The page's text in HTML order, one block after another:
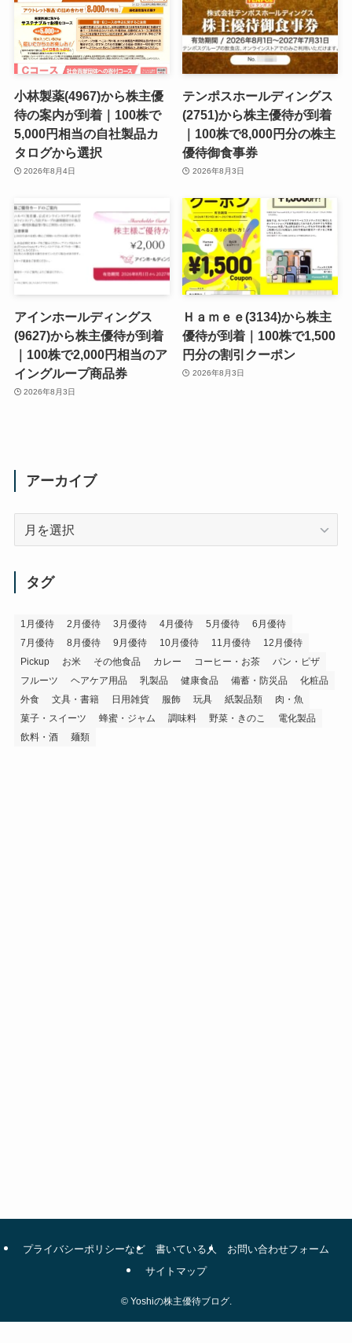
小林製薬(4967)から株主優
待の案内が到着｜100株で
5,000円相当の自社製品カ
タログから選択
2026年8月4日
テンポスホールディングス
(2751)から株主優待が到着
｜100株で8,000円分の株主
優待御食事券
2026年8月3日
アインホールディングス
(9627)から株主優待が到着
｜100株で2,000円相当のア
イングループ商品券
2026年8月3日
Ｈａｍｅｅ(3134)から株主
優待が到着｜100株で1,500
円分の割引クーポン
2026年8月3日
アーカイブ
タグ
1月優待 2月優待 3月優待 4月優待 5月優待
6月優待
7月優待
8月優待 9月優待 10月優待 11月優待
12月優待
Pickup
お米 その他食品 カレー コーヒー・お茶
パン・ピザ
フルーツ
ヘアケア用品 乳製品 健康食品 備蓄・防災品
化粧品
外食
文具・書籍 日用雑貨 服飾 玩具 紙製品類
肉・魚
菓子・スイーツ
蜂蜜・ジャム 調味料 野菜・きのこ
電化製品
飲料・酒
麺類
プライバシーポリシーなど 書いている人
お問い合わせフォーム
サイトマップ
©Yoshiの株主優待ブログ.